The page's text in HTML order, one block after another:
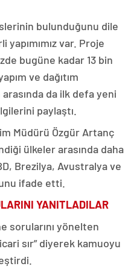
bulunduğunu dile
yapımımız var. Proje
bugüne kadar 13 bin
ve dağıtım
arasında da ilk defa yeni
paylaştı.
Müdürü Özgür Artanç
ülkeler arasında daha
Brezilya, Avustralya ve
ifade etti.
YANITLADILAR
sorularını yönelten
sır” diyerek kamuoyu